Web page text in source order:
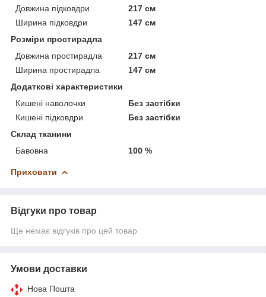
Довжина підковдри
217 см
Ширина підковдри
147 см
Розміри простирадла
Довжина простирадла
217 см
Ширина простирадла
147 см
Додаткові характеристики
Кишені наволочки
Без застібки
Кишені підковдри
Без застібки
Склад тканини
Бавовна
100 %
Приховати
Відгуки про товар
Ще немає відгуків про цей товар
Умови доставки
Нова Пошта